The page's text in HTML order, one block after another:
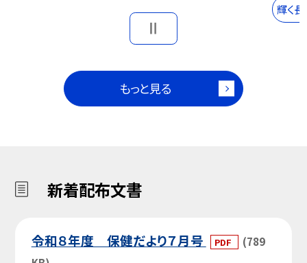
輝く
もっと見る
新着配布文書
令和８年度 保健だより７月号 PDF
(789